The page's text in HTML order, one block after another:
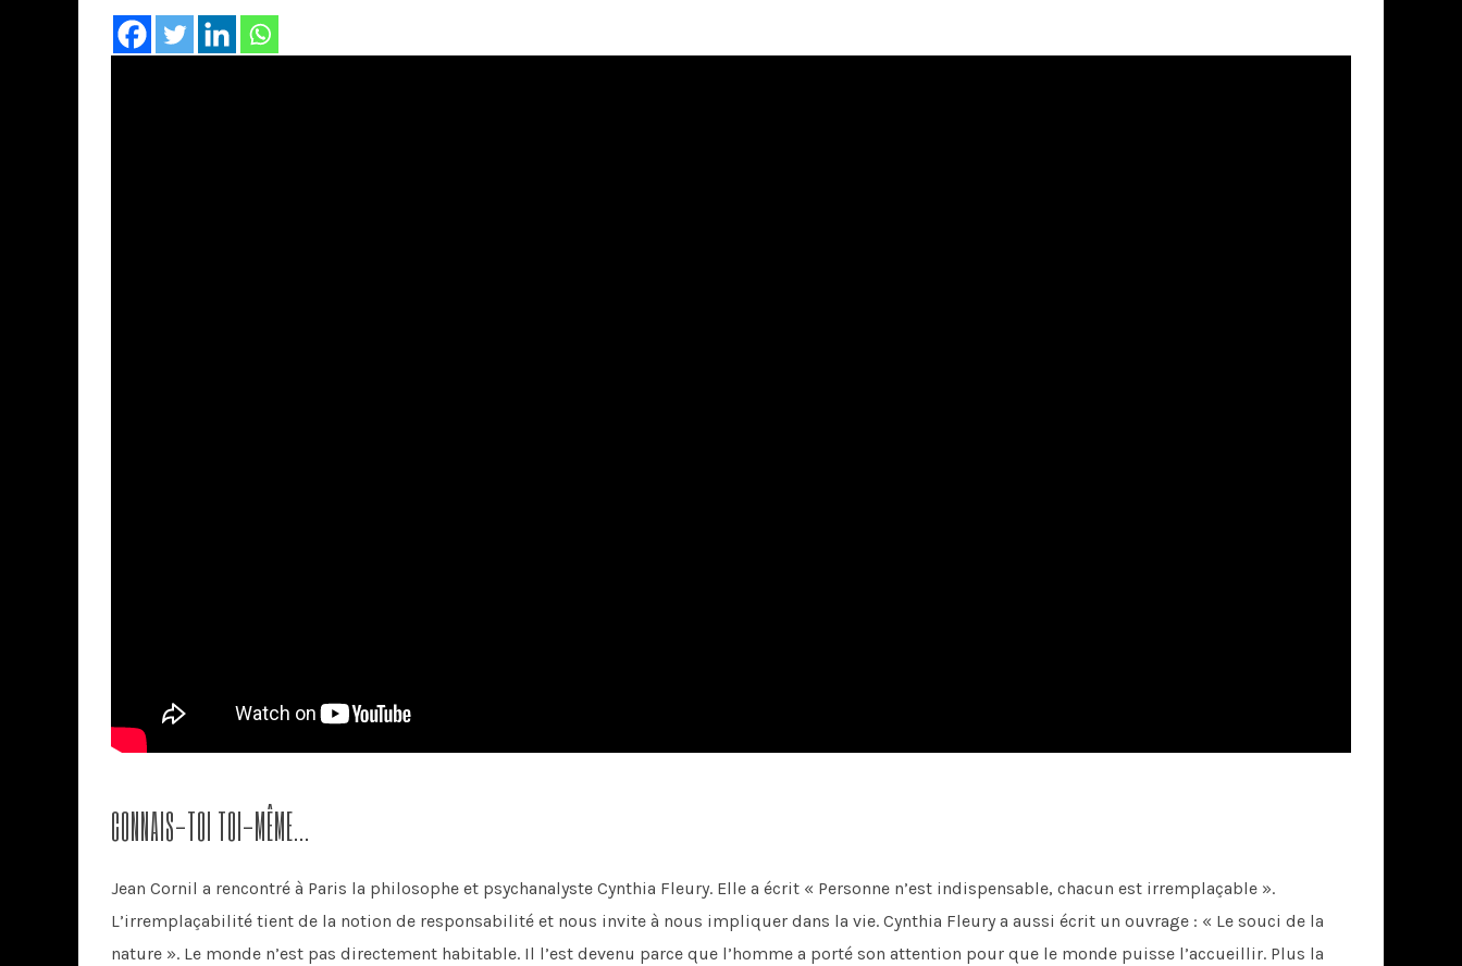
CONNAIS-TOI TOI-MÊME…
Jean Cornil a rencontré à Paris la philosophe et psychanalyste Cynthia Fleury. Elle a écrit « Personne n’est indispensable, chacun est irremplaçable ».
L’irremplaçabilité tient de la notion de responsabilité et nous invite à nous impliquer dans la vie. Cynthia Fleury a aussi écrit un ouvrage : « Le souci de la
nature ». Le monde n’est pas directement habitable. Il l’est devenu parce que l’homme a porté son attention pour que le monde puisse l’accueillir. Plus la